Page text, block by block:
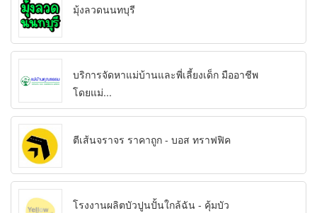
มุ้งลวดนนทบุรี
บริการจัดหาแม่บ้านและพี่เลี้ยงเด็ก มืออาชีพ
โดยแม่...
ตีเส้นจราจร ราคาถูก - บอส ทราฟฟิค
โรงงานผลิตบัวปูนปั้นใกล้ฉัน - คุ้มบัว